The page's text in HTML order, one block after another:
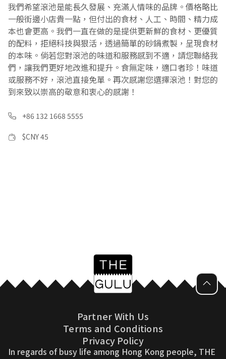
我們希望滾池是能長久發展、充滿人情味的品牌。價格略比
一般街邊小店貴一點，但付出的食材、人工、時間、精力成
本也會更高。我們一直在做的是提供更新鮮的食材、更優質
的配料，拒絕科技與狠活，透過簡單的砂鍋煮製，呈現食材
的本味。倘若您對滾池的味道和服務感到不適，請您聯絡我
們，讓我們更好地改進和提升。食無定味，適口者珍！味道
或服務不好，滾池直接免單。再次感謝您選擇滾池！對您的
到來致以崇高的敬意和衷心的感謝！
+86 132 1668 5555
$CNY 45
Partner With Us
Terms and Conditions
Privacy Policy
In regards of busy life among Hong Kong people, THE